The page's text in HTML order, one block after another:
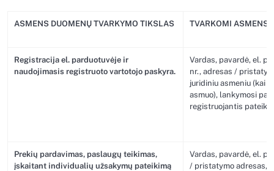
ASMENS DUOMENŲ TVARKYMO TIKSLAS TVARKOMI ASMENS
Registracija el. parduotuvėje ir
naudojimasis registruoto vartotojo paskyra.
Vardas, pavardė, el.
nr., adresas /
juridiniu asmeniu (kai
asmuo), lankymosi
registruojantis
Prekių pardavimas, paslaugų teikimas,
įskaitant individualių užsakymų pateikimą
Vardas, pavardė, el.
/ pristatymo adresas,